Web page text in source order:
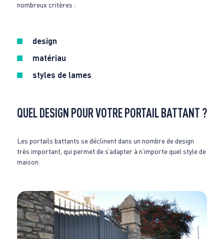
nombreux critères :
design
matériau
styles de lames
QUEL DESIGN POUR VOTRE PORTAIL BATTANT ?
Les portails battants se déclinent dans un nombre de design
très important, qui permet de s’adapter à n’importe quel style de
maison.